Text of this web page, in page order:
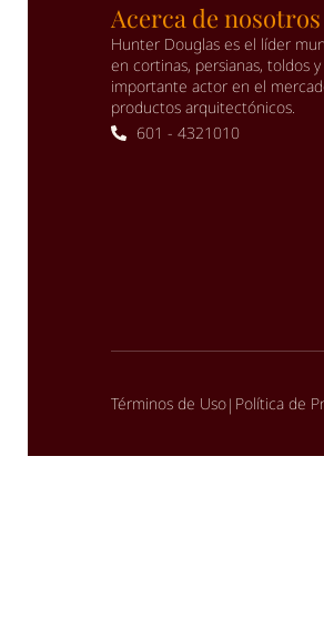
Acerca de nosotros
Hunter Douglas es el líder
en cortinas, persianas, toldos
importante actor en el
productos arquitectónicos.
601 - 4321010
Términos de Uso| Política de